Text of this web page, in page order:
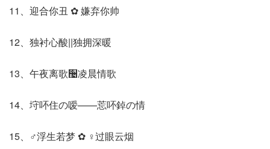
11、迎合你丑 ✿ 嫌弃你帅
12、独衬心酸||独拥深暖
13、午夜离歌઴凌晨情歌
14、垨吥住の嗳——莣吥鋽の情
15、♂浮生若梦 ✿ ♀过眼云烟